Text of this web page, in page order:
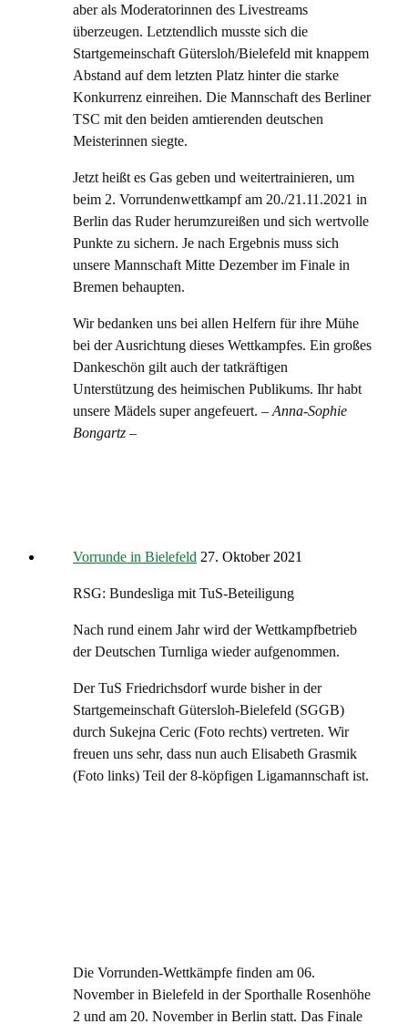
aber als Moderatorinnen des Livestreams
überzeugen. Letztendlich musste sich die
Startgemeinschaft Gütersloh/Bielefeld mit knappem
Abstand auf dem letzten Platz hinter die starke
Konkurrenz einreihen. Die Mannschaft des Berliner
TSC mit den beiden amtierenden deutschen
Meisterinnen siegte.
Jetzt heißt es Gas geben und weitertrainieren, um
beim 2. Vorrundenwettkampf am 20./21.11.2021 in
Berlin das Ruder herumzureißen und sich wertvolle
Punkte zu sichern. Je nach Ergebnis muss sich
unsere Mannschaft Mitte Dezember im Finale in
Bremen behaupten.
Wir bedanken uns bei allen Helfern für ihre Mühe
bei der Ausrichtung dieses Wettkampfes. Ein großes
Dankeschön gilt auch der tatkräftigen
Unterstützung des heimischen Publikums. Ihr habt
unsere Mädels super angefeuert. – Anna-Sophie
Bongartz –
Vorrunde in Bielefeld 27. Oktober 2021
RSG: Bundesliga mit TuS-Beteiligung
Nach rund einem Jahr wird der Wettkampfbetrieb
der Deutschen Turnliga wieder aufgenommen.
Der TuS Friedrichsdorf wurde bisher in der
Startgemeinschaft Gütersloh-Bielefeld (SGGB)
durch Sukejna Ceric (Foto rechts) vertreten. Wir
freuen uns sehr, dass nun auch Elisabeth Grasmik
(Foto links) Teil der 8-köpfigen Ligamannschaft ist.
Die Vorrunden-Wettkämpfe finden am 06.
November in Bielefeld in der Sporthalle Rosenhöhe
2 und am 20. November in Berlin statt. Das Finale